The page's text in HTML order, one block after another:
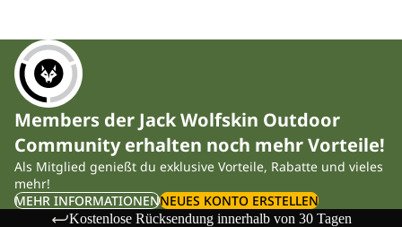
Members der Jack Wolfskin Outdoor
Community erhalten noch mehr Vorteile!
Als Mitglied genießt du exklusive Vorteile, Rabatte und vieles
mehr!
MEHR INFORMATIONENNEUES KONTO ERSTELLEN
Kostenlose Rücksendung innerhalb von 30 Tagen